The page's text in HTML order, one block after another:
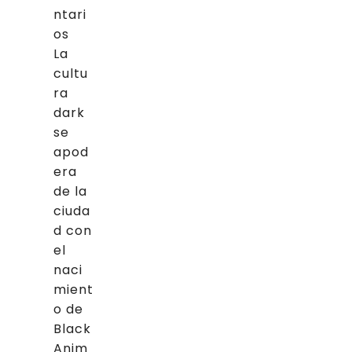
ntari
os
La
cultu
ra
dark
se
apod
era
de la
ciuda
d con
el
naci
mient
o de
Black